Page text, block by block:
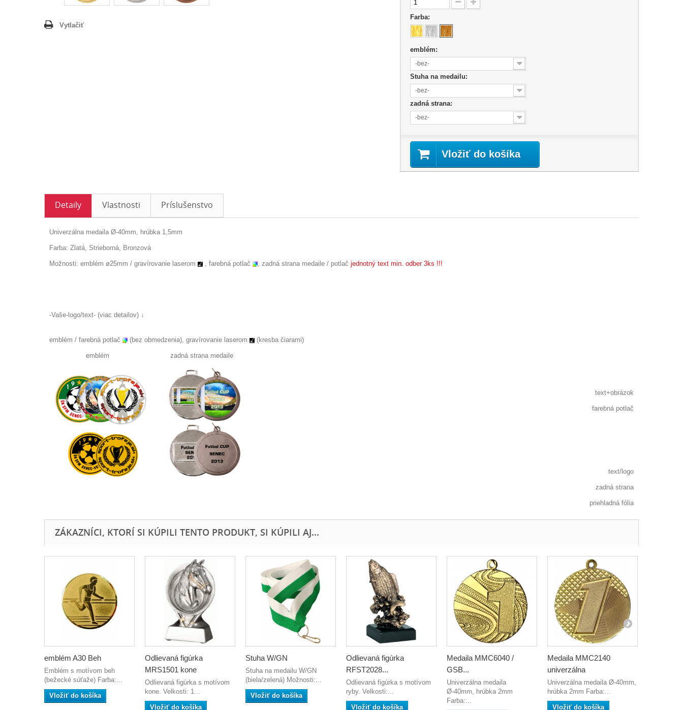
Vytlačiť
Farba:
emblém:
-bez-
Stuha na medailu:
-bez-
zadná strana:
-bez-
Vložiť do košíka
Detaily Vlastnosti Príslušenstvo
Univerzálna medaila Ø-40mm, hrúbka 1,5mm
Farba: Zlatá, Strieborná, Bronzová
Možnosti: emblém ø25mm / gravírovanie laserom , farebná potlač , zadná strana medaile / potlač jednotný text min. odber 3ks !!!
-Vaše-logo/text- (viac detailov) ↓
emblém / farebná potlač (bez obmedzenia), gravírovanie laserom (kresba čiarami)
emblém zadná strana medaile
text+obrázok
farebná potlač
text/logo
zadná strana
priehladná fólia
ZÁKAZNÍCI, KTORÍ SI KÚPILI TENTO PRODUKT, SI KÚPILI AJ...
emblém A30 Beh
Emblém s motívom beh
(bežecké súťaže) Farba:...
Vložiť do košíka
Odlievaná figúrka
MRS1501 kone
Odlievaná figúrka s motívom
kone. Velkosti: 1...
Vložiť do košíka
Stuha W/GN
Stuha na medailu W/GN
(biela/zelená) Možnosti:...
Vložiť do košíka
Odlievaná figúrka
RFST2028...
Odlievaná figúrka s motívom
ryby. Velkosti:...
Vložiť do košíka
Medaila MMC6040 /
GSB...
Univerzálna medaila
Ø-40mm, hrúbka 2mm
Farba:...
Medaila MMC2140
univerzálna
Univerzálna medaila Ø-40mm,
hrúbka 2mm Farba:...
Vložiť do košíka